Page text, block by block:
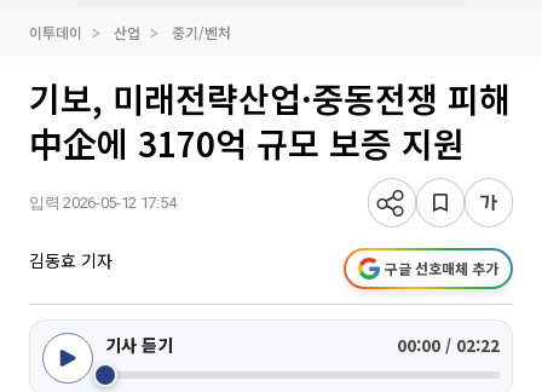
이투데이 산업 중기/벤처
기보, 미래전략산업·중동전쟁 피해
中企에 3170억 규모 보증 지원
입력 2026-05-12 17:54
김동효 기자 구글 선호매체 추가
기사 듣기 00:00 / 02:22